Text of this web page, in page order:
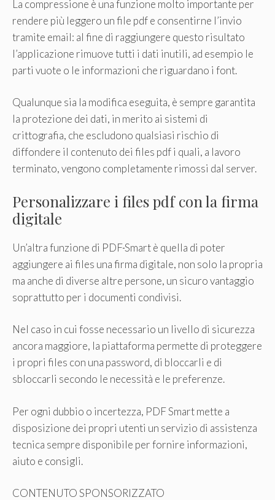
La compressione è una funzione molto importante per
rendere più leggero un file pdf e consentirne l’invio
tramite email: al fine di raggiungere questo risultato
l’applicazione rimuove tutti i dati inutili, ad esempio le
parti vuote o le informazioni che riguardano i font.
Qualunque sia la modifica eseguita, è sempre garantita
la protezione dei dati, in merito ai sistemi di
crittografia, che escludono qualsiasi rischio di
diffondere il contenuto dei files pdf i quali, a lavoro
terminato, vengono completamente rimossi dal server.
Personalizzare i files pdf con la firma
digitale
Un’altra funzione di PDFSmart è quella di poter
aggiungere ai files una firma digitale, non solo la propria
ma anche di diverse altre persone, un sicuro vantaggio
soprattutto per i documenti condivisi.
Nel caso in cui fosse necessario un livello di sicurezza
ancora maggiore, la piattaforma permette di proteggere
i propri files con una password, di bloccarli e di
sbloccarli secondo le necessità e le preferenze.
Per ogni dubbio o incertezza, PDF Smart mette a
disposizione dei propri utenti un servizio di assistenza
tecnica sempre disponibile per fornire informazioni,
aiuto e consigli.
CONTENUTO SPONSORIZZATO